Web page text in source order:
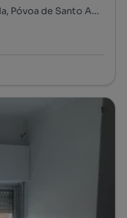
Rua Doutor António José de Almeida, Póvoa de Santo Adrião e Olival Basto, Odivelas, Lisboa